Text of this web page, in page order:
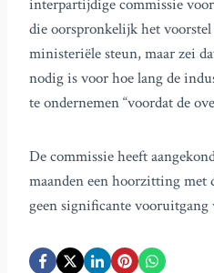
interpartijdige commissie
die oorspronkelijk het
ministeriële steun, maar zei
nodig is voor hoe lang de
te ondernemen “voordat de
De commissie heeft
maanden een hoorzitting met
geen significante vooruitgang